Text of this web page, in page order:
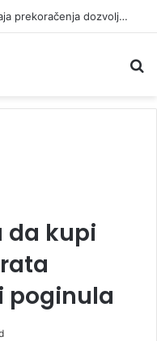
Otkriveno više od 19.000 prekršaja prekoračenja dozvoljene brzine
da kupi
poginula